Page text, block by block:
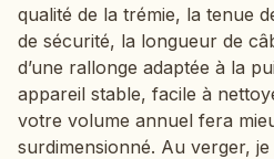
qualité de la trémie, la tenue
de sécurité, la longueur de
d’une rallonge adaptée à la
appareil stable, facile à
votre volume annuel fera
surdimensionné. Au verger,